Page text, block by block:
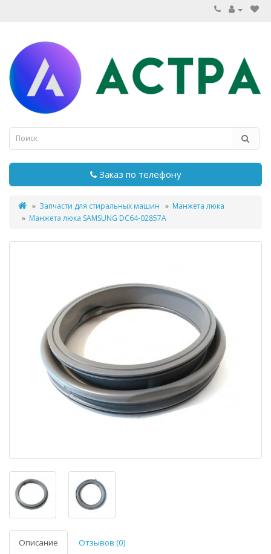
Заказ по телефону
Запчасти для стиральных машин
Манжета люка
Манжета люка SAMSUNG DC64-02857A
Описание Отзывов (0)